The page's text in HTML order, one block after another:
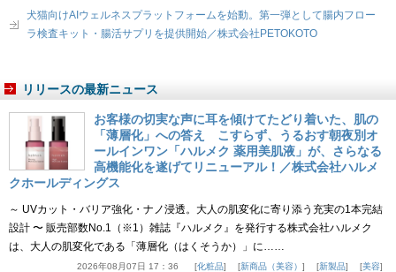
犬猫向けAIウェルネスプラットフォームを始動。第一弾として腸内フロー
ラ検査キット・腸活サプリを提供開始／株式会社PETOKOTO
リリースの最新ニュース
お客様の切実な声に耳を傾けてたどり着いた、肌の
「薄層化」への答え こすらず、うるおす朝夜別オ
ールインワン「ハルメク 薬用美肌液」が、さらなる
高機能化を遂げてリニューアル！／株式会社ハルメ
クホールディングス
～ UVカット・バリア強化・ナノ浸透。大人の肌変化に寄り添う充実の1本完結
設計 〜 販売部数No.1（※1）雑誌『ハルメク』を発行する株式会社ハルメク
は、大人の肌変化である「薄層化（はくそうか）」に……
2026年08月07日 17：36 化粧品 新商品（美容） 新製品 美容